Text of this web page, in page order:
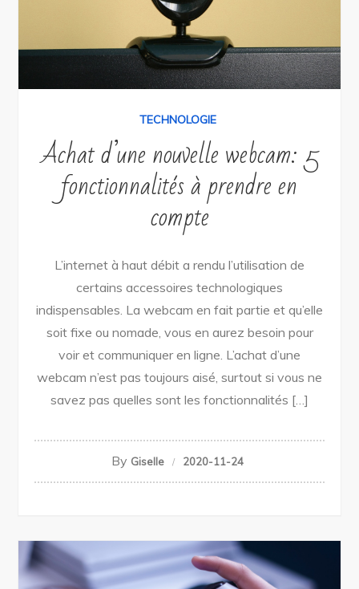
TECHNOLOGIE
Achat d’une nouvelle webcam: 5
fonctionnalités à prendre en
compte
L’internet à haut débit a rendu l’utilisation de
certains accessoires technologiques
indispensables. La webcam en fait partie et qu’elle
soit fixe ou nomade, vous en aurez besoin pour
voir et communiquer en ligne. L’achat d’une
webcam n’est pas toujours aisé, surtout si vous ne
savez pas quelles sont les fonctionnalités […]
By Giselle 2020-11-24